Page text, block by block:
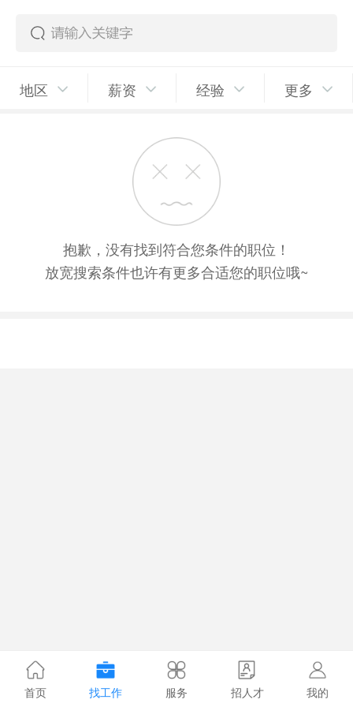
地区 薪资 经验 更多
抱歉，没有找到符合您条件的职位！
放宽搜索条件也许有更多合适您的职位哦~
首页 找工作 服务 招人才 我的